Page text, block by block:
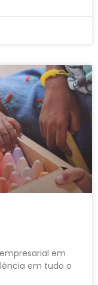
em
em tudo o